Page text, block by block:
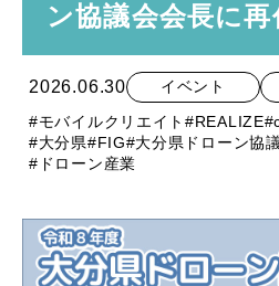
ン協議会会長に
2026.06.30 イベント
#モバイルクリエイト #REALIZE
#大分県#FIG#大分県ドローン協
#ドローン産業